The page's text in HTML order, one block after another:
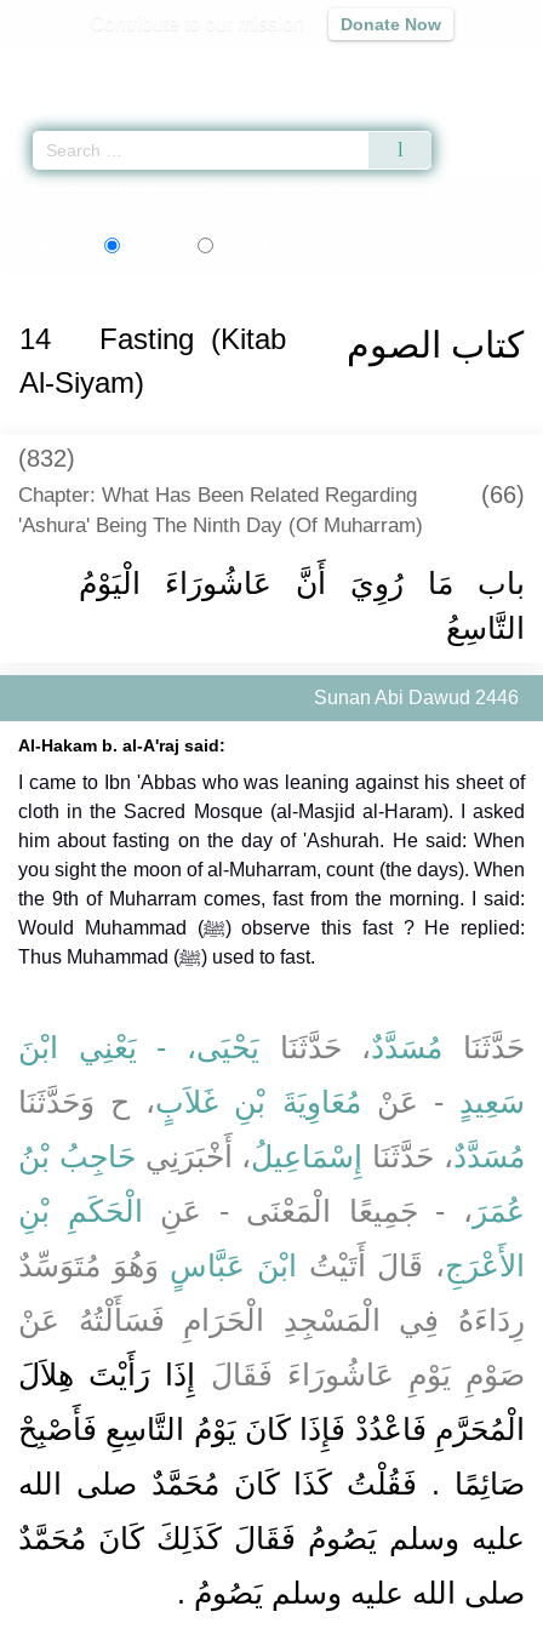
Donate Now
كتاب الصوم 14
Fasting (Kitab
Al-Siyam)
(832)
Chapter: What Has Been Related Regarding
'Ashura' Being The Ninth Day (Of Muharram)
(66)
باب مَا رُوِيَ أَنَّ عَاشُورَاءَ الْيَوْمُ
التَّاسِعُ
Sunan Abi Dawud 2446
Al-Hakam b. al-A'raj said:
I came to Ibn 'Abbas who was leaning against his sheet of
cloth in the Sacred Mosque (al-Masjid al-Haram). I asked
him about fasting on the day of 'Ashurah. He said: When
you sight the moon of al-Muharram, count (the days). When
the 9th of Muharram comes, fast from the morning. I said:
Would Muhammad (ﷺ) observe this fast ? He replied:
Thus Muhammad (ﷺ) used to fast.
حَدَّثَنَا مُسَدَّدٌ، حَدَّثَنَا يَحْيَى، - يَعْنِي ابْنَ
سَعِيدٍ - عَنْ مُعَاوِيَةَ بْنِ غَلاَبٍ، ح وَحَدَّثَنَا
مُسَدَّدٌ، حَدَّثَنَا إِسْمَاعِيلُ، أَخْبَرَنِي حَاجِبُ بْنُ
عُمَرَ ، - جَمِيعًا الْمَعْنَى - عَنِ
الْحَكَمِ بْنِ
الأَعْرَجِ، قَالَ أَتَيْتُ ابْنَ عَبَّاسٍ وَهُوَ مُتَوَسِّدٌ
رِدَاءَهُ فِي الْمَسْجِدِ الْحَرَامِ فَسَأَلْتُهُ عَنْ
صَوْمِ يَوْمِ عَاشُورَاءَ فَقَالَ
إِذَا رَأَيْتَ هِلاَلَ
الْمُحَرَّمِ فَاعْدُدْ فَإِذَا كَانَ يَوْمُ التَّاسِعِ فَأَصْبِحْ
صَائِمًا ‏.‏ فَقُلْتُ كَذَا كَانَ مُحَمَّدٌ صلى الله
عليه وسلم يَصُومُ فَقَالَ كَذَلِكَ كَانَ مُحَمَّدٌ
صلى الله عليه وسلم يَصُومُ ‏.‏